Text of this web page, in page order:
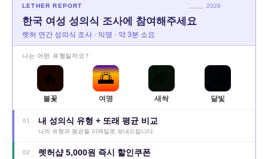
LETHER REPORT 2026
한국 여성 성의식 조사에 참여해주세요
렛허 연간 성의식 조사 · 익명 · 약 3분 소요
나는 어떤 유형일까요?
🔥
불꽃
🌅
여명 새싹 달빛
01 내 성의식 유형 + 또래 평균 비교
나의 유형과 평균을 이메일로 보내드립니다
02 렛허샵 5,000원 즉시 할인쿠폰